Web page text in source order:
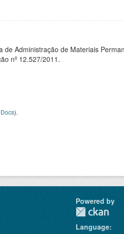
Administração de Materiais
nº 12.527/2011.
).
Powered by
Language